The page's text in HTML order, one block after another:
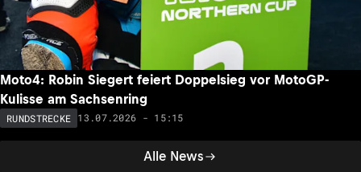
Alle News
Moto4: Robin Siegert feiert Doppelsieg vor MotoGP-
Kulisse am Sachsenring
RUNDSTRECKE 13.07.2026 - 15:15